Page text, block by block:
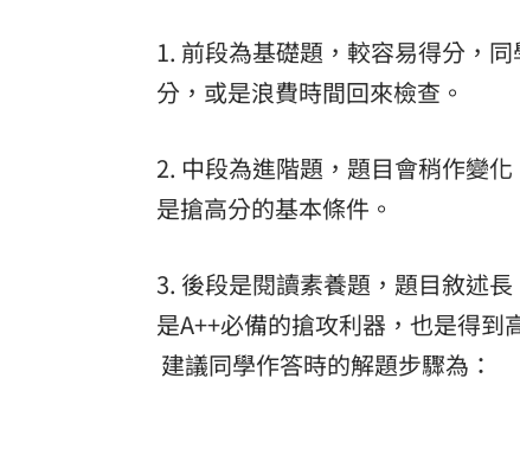
1. 前段為基礎題，較容易得分，
分，或是浪費時間回來檢查。
2. 中段為進階題，題目會稍作變
是搶高分的基本條件。
3. 後段是閱讀素養題，題目敘述
是A++必備的搶攻利器，也是得到
建議同學作答時的解題步驟為：